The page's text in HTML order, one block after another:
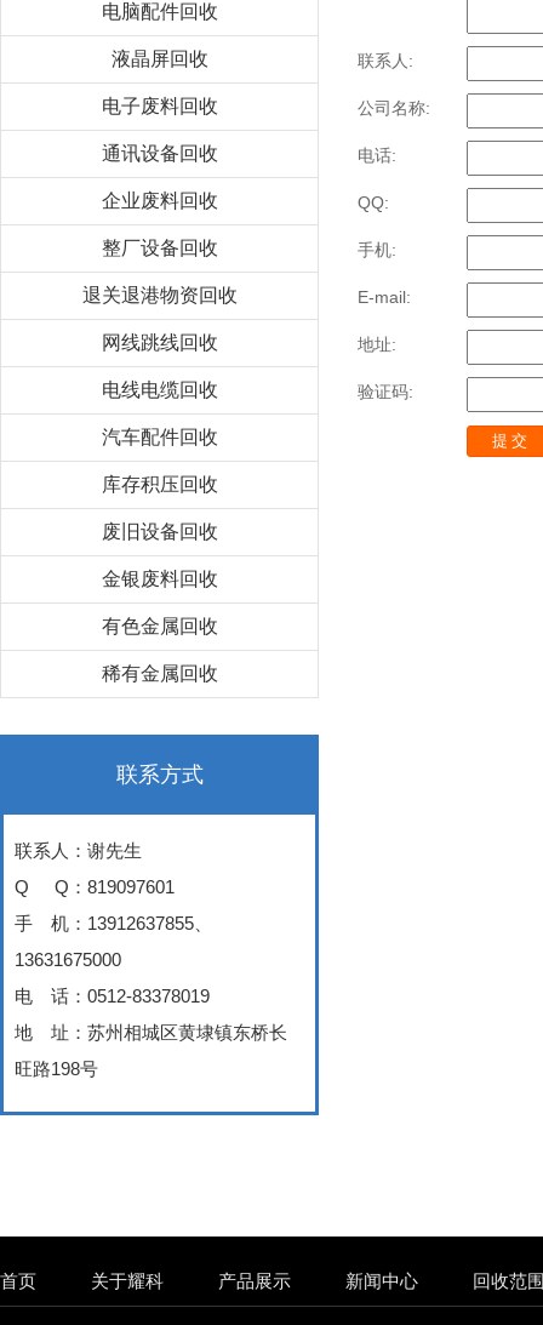
电脑配件回收
液晶屏回收
电子废料回收
通讯设备回收
企业废料回收
整厂设备回收
退关退港物资回收
网线跳线回收
电线电缆回收
汽车配件回收
库存积压回收
废旧设备回收
金银废料回收
有色金属回收
稀有金属回收
联系方式
联系人：谢先生
Q
Q：819097601
手
机：13912637855、
13631675000
电
话：0512-83378019
地
址：苏州相城区黄埭镇东桥长
旺路198号
联系人:
公司名称:
电话:
QQ:
手机:
E-mail:
地址:
验证码:
首页 关于耀科 产品展示 新闻中心 回收范